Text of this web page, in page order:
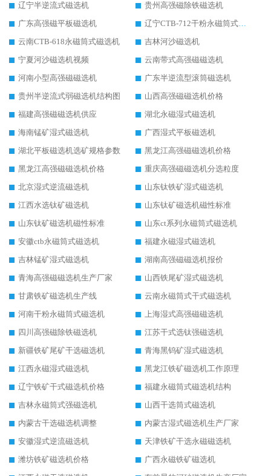
辽宁半逆流式磁选机
贵州高强磁除铁磁选机
广东高强磁平板磁选机
辽宁CTB-712干粉永磁筒式磁选机
云南CTB-618永磁筒式磁选机
吉林河沙磁选机
宁夏河沙磁选机视频
云南带式高强磁磁选机
河南小型高强磁磁选机
广东半逆流型滚筒磁选机
贵州半逆流式弱磁选机结构图
山西高强磁磁选机价格
福建高强磁磁选机供应
湖北永磁湿式磁选机
海南锰矿湿式磁选机
广西湿式平板磁选机
湖北平板磁选机选矿规格参数
黑龙江高强磁磁选机价格
黑龙江高强磁磁选机价格
重庆高强磁磁选机分选粒度
北京湿式逆流磁选机
山东钛铁矿湿式磁选机
江西水选钛矿磁选机
山东钛矿磁选机磁性标准
山东钛矿磁选机磁性标准
山东ct系列永磁筒式磁选机
安徽ctb永磁筒式磁选机
福建永磁湿式磁选机
吉林锰矿湿式磁选机
湖南高强磁磁选机报价
青海高强磁磁选机生产厂家
山西铁尾矿湿式磁选机
甘肃铁矿磁选机生产线
云南永磁筒式干式磁选机
河南干粉永磁筒式磁选机
上海湿式高强磁磁选机
四川高强磁除铁磁选机
江苏干式选钛强磁选机
新疆铁矿尾矿干选磁选机
青海黑钨矿湿式磁选机
江西永磁湿式磁选机
黑龙江铁矿磁选机工作原理
辽宁铁矿干式磁选机价格
福建永磁筒式磁选机结构
吉林永磁筒式强磁选机
山西干选筒式磁选机
内蒙古干选磁选机调整
内蒙古湿式磁选机生产厂家
安徽湿式逆流磁选机
天津铁矿干选永磁磁选机
潍坊铁矿磁选机价格
广西永磁铁矿磁选机